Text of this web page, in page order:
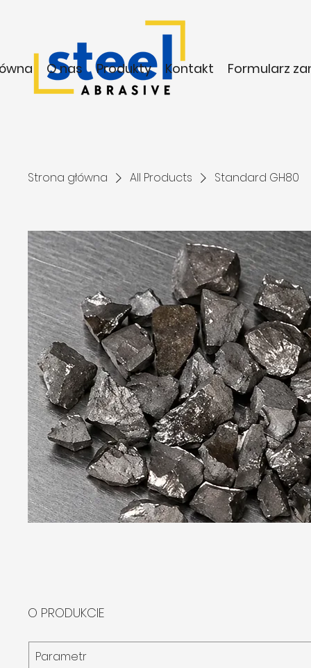
O nas Produkty Kontakt Formularz
Strona główna All Products Standard GH80
O PRODUKCIE
Parametr